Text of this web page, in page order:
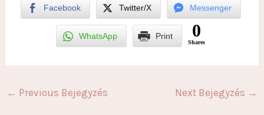
Facebook Twitter/X Messenger
WhatsApp Print 0
Shares
← Previous Bejegyzés Next Bejegyzés →